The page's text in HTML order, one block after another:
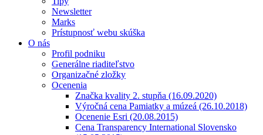
Newsletter
Marks
Prístupnosť webu skúška
O nás
Profil podniku
Generálne riaditeľstvo
Organizačné zložky
Ocenenia
Značka kvality 2. stupňa (16.09.2020)
Výročná cena Pamiatky a múzeá (26.10.2018)
Ocenenie Esri (20.08.2015)
Cena Transparency International Slovensko